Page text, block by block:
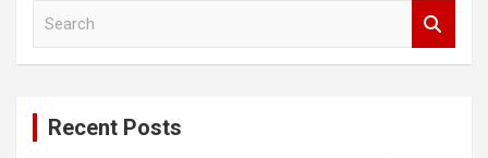
Recent Posts